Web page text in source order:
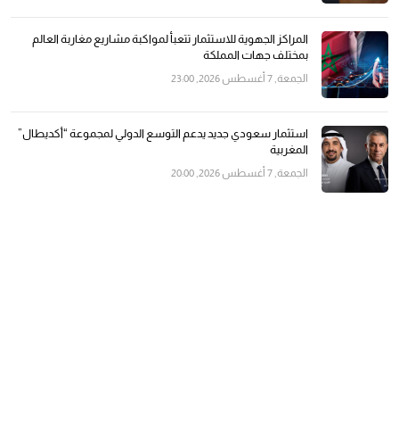
المراكز الجهوية للاستثمار تتعبأ لمواكبة مشاريع مغاربة العالم
بمختلف جهات المملكة
الجمعة, 7 أغسطس 2026, 23:00
استثمار سعودي جديد يدعم التوسع الدولي لمجموعة “أكديطال”
المغربية
الجمعة, 7 أغسطس 2026, 20:00